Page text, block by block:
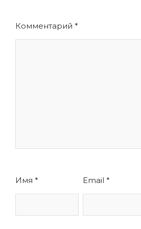
Комментарий *
Имя * Email *